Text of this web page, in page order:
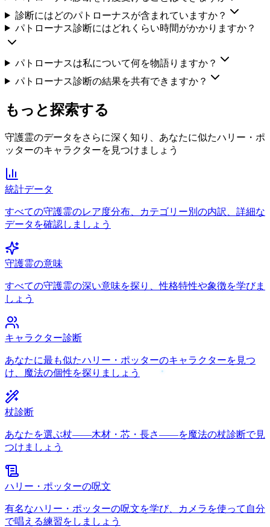
診断にはどのパトローナスが含まれていますか？
パトローナス診断にはどれくらい時間がかかりますか？
パトローナスは私について何を物語りますか？
パトローナス診断の結果を共有できますか？
もっと探索する
守護霊のデータをさらに深く知り、あなたに似たハリー・ポ
ッターのキャラクターを見つけましょう
統計データ
すべての守護霊のレア度分布、カテゴリー別の内訳、詳細な
データを確認しましょう
守護霊の意味
すべての守護霊の深い意味を探り、性格特性や象徴を学びま
しょう
キャラクター診断
あなたに最も似たハリー・ポッターのキャラクターを見つ
け、魔法の個性を探りましょう
杖診断
あなたを選ぶ杖——木材・芯・長さ——を魔法の杖診断で見
つけましょう
ハリー・ポッターの呪文
有名なハリー・ポッターの呪文を学び、カメラを使って自分
で唱える練習をしましょう